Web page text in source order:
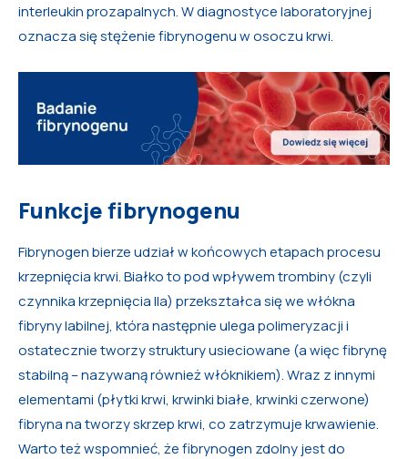
interleukin prozapalnych. W diagnostyce laboratoryjnej
oznacza się stężenie fibrynogenu w osoczu krwi.
Funkcje fibrynogenu
Fibrynogen bierze udział w końcowych etapach procesu
krzepnięcia krwi. Białko to pod wpływem trombiny (czyli
czynnika krzepnięcia IIa) przekształca się we włókna
fibryny labilnej, która następnie ulega polimeryzacji i
ostatecznie tworzy struktury usieciowane (a więc fibrynę
stabilną – nazywaną również włóknikiem). Wraz z innymi
elementami (płytki krwi, krwinki białe, krwinki czerwone)
fibryna na tworzy skrzep krwi, co zatrzymuje krwawienie.
Warto też wspomnieć, że fibrynogen zdolny jest do